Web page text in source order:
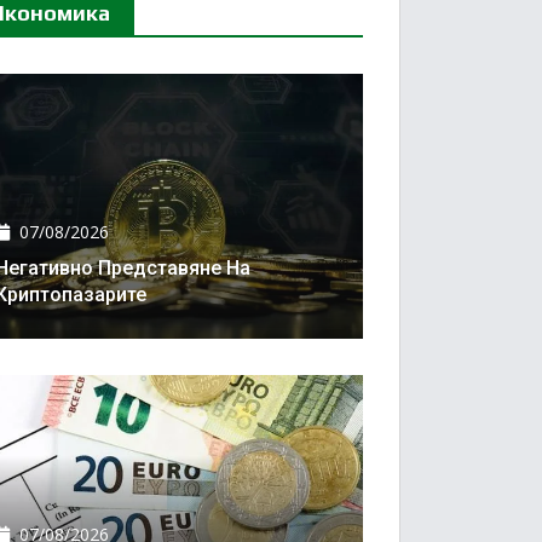
07/08/2026
Представяне На
07/08/2026